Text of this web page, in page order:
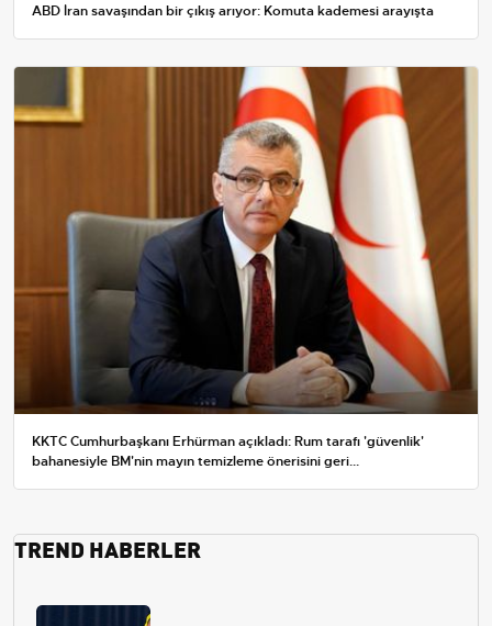
ABD İran savaşından bir çıkış arıyor: Komuta kademesi arayışta
KKTC Cumhurbaşkanı Erhürman açıkladı: Rum tarafı 'güvenlik'
bahanesiyle BM'nin mayın temizleme önerisini geri...
TREND HABERLER